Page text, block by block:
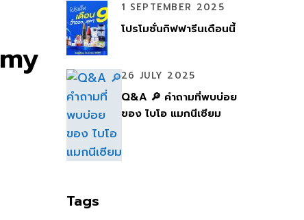
1 SEPTEMBER 2025
โปรโมชั่นกิฟฟารีนเดือนนี้
26 JULY 2025
Q&A 🔎 คำถามที่พบบ่อย
ของ ไบโอ แมกนีเซียม
Tags